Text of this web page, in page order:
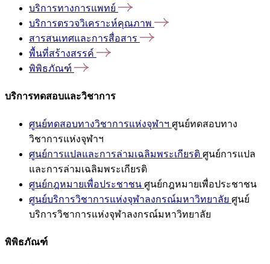
บริการทางการแพทย์
บริการตรวจวิเคราะห์คุณภาพ
สารสนเทศและการสื่อสาร
พื้นที่สร้างสรรค์
พิพิธภัณฑ์
บริการทดสอบและวิชาการ
ศูนย์ทดสอบทางวิชาการแห่งจุฬาฯ ศูนย์ทดสอบทาง
วิชาการแห่งจุฬาฯ
ศูนย์การแปลและการล่ามเฉลิมพระเกียรติ ศูนย์การแปล
และการล่ามเฉลิมพระเกียรติ
ศูนย์กฎหมายเพื่อประชาชน ศูนย์กฎหมายเพื่อประชาชน
ศูนย์บริการวิชาการแห่งจุฬาลงกรณ์มหาวิทยาลัย ศูนย์
บริการวิชาการแห่งจุฬาลงกรณ์มหาวิทยาลัย
พิพิธภัณฑ์